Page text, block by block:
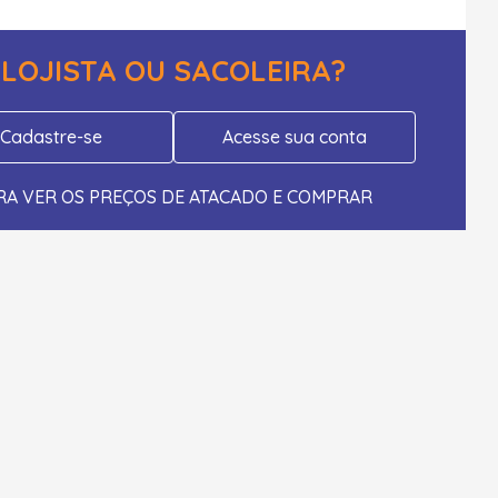
LOJISTA OU SACOLEIRA?
Cadastre-se Acesse sua conta
VER OS PREÇOS DE ATACADO E COMPRAR